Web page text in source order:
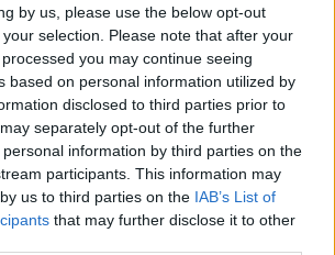
by us, please use the below opt-out
selection. Please note that after your
you may continue seeing
based on personal information utilized by
disclosed to third parties prior to
separately opt-out of the further
information by third parties on the
participants. This information may
us to third parties on the IAB’s List of
that may further disclose it to other
Visi įrašai
įrašai
00:00:49
detalių apie iš tėvų paimtus šešis
grėsmė